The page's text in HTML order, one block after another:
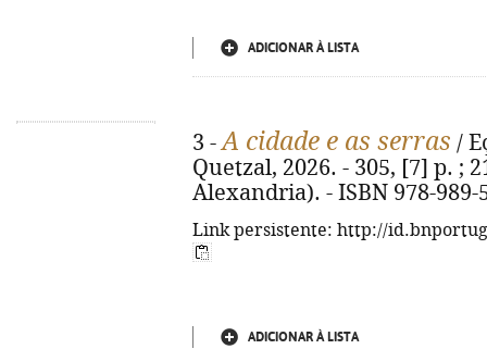
ADICIONAR À LISTA
3 -A cidade e as serras /
Quetzal, 2026. - 305, [7] p. ;
Alexandria). - ISBN 978-989-
Link persistente: http://
ADICIONAR À LISTA